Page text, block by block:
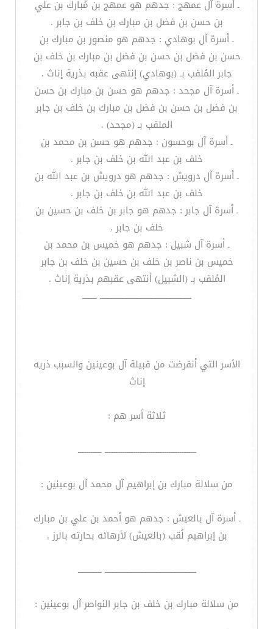
ـ أسرة آل عمهج : جدهم هو عمهج بن مُبارك بن علي
بن حسن بن فضل بن مبارك بن خلف بن جابر .
ـ أسرة آل بوهادي : جدهم هو منصور بن مبارك بن
حسن بن فضل بن حسن بن فضل بن مبارك بن خلف بن
جابر المُلقب بـ (بوهادي) إنتهى عقبه بذرية إناث .
ـ أسرة آل مجحد : جدهم هو حسن بن مبارك بن حسن
بن فضل بن حسن بن فضل بن مبارك بن خلف بن جابر
الملقب بـ (مجحد) .
ـ أسرة آل بوحسون : جدهم هو حسن بن محمد بن
خلف بن عبد الله بن خلف بن جابر .
ـ أسرة آل درويش : جدهم هو درويش بن عبد الله بن
خلف بن عبد الله بن خلف بن جابر .
ـ أسرة آل جابر : جدهم هو جابر بن خلف بن حسين بن
خلف بن جابر .
ـ أسرة آل شبيل : جدهم هو خميس بن محمد بن
خميس بن ناصر بن خلف بن حسين بن خلف بن جابر
المُلقب بـ (الشبيل) أنتهى عقبهم بذرية إناث .
ــــــــــــــــــــــــــــــــــــــــــــــــــ ــــــــ
الأسر التي أنقرضت من قبيلة آل بوعينين والسبب ذريه
إناث
ثلاثة أسر هم :
ــــــــــــــــــــــــــــــــــــــــــــــــــ ـــــــــــــ
من سلالة مبارك بن إبراهيم آل محمد آل بوعينين :
ـ أسرة آل بالعيش : جدهم هو أحمد بن علي بن مبارك
بن إبراهيم لُقب (بالعيش) لأرهائه بحارته بالرز .
ــــــــــــــــــــــــــــــــــــــــــــــــــ ـــــــــــــ
من سلالة مبارك بن خلف بن جابر النواصر آل بوعينين :